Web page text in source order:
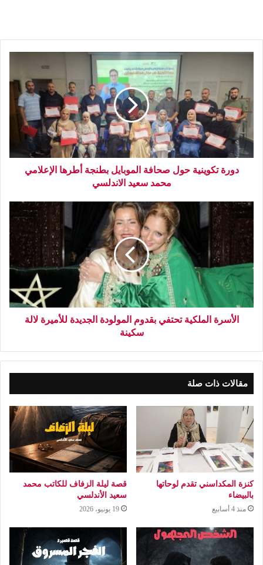
دورة تكوينية حول صحافة الموبايل بطنجة أطرها الإعلامي
محمد سعيد الاندلسي
الأسرة الملكية تحتفي بقدوم المولودة الجديدة للأميرة لالة
سكينة
مقالات ذات صلة
كنزة المكداسني تقدم لوحاتها
بالبيضاء
منذ 4 أسابيع
قصة ليلة الزفاف للكاتب محمد
سعيد الأندلسي
19 يونيو، 2026